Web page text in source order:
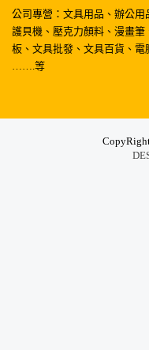
公司專營：文具用品、辦公用
護貝機、壓克力顏料、漫畫筆
板、文具批發、文具百貨、
…….等